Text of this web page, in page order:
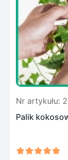
Nr artykułu:
Palik